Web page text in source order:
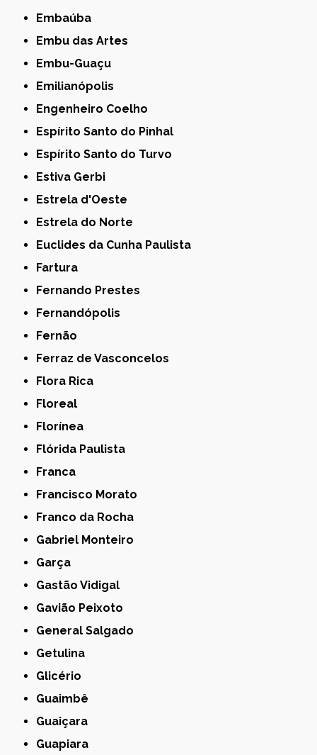
Embaúba
Embu das Artes
Embu-Guaçu
Emilianópolis
Engenheiro Coelho
Espírito Santo do Pinhal
Espírito Santo do Turvo
Estiva Gerbi
Estrela d'Oeste
Estrela do Norte
Euclides da Cunha Paulista
Fartura
Fernando Prestes
Fernandópolis
Fernão
Ferraz de Vasconcelos
Flora Rica
Floreal
Florínea
Flórida Paulista
Franca
Francisco Morato
Franco da Rocha
Gabriel Monteiro
Garça
Gastão Vidigal
Gavião Peixoto
General Salgado
Getulina
Glicério
Guaimbê
Guaiçara
Guapiara